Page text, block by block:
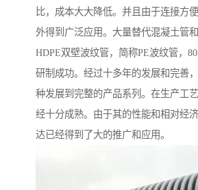
比，成本大大降低。并且由于连接方
外得到广泛应用。大量替代混凝土管和
HDPE双壁波纹管，简称PE波纹管，
研制成功。经过十多年的发展和完善
种发展到完整的产品系列。在生产工
经十分成熟。由于其的性能和相对经
达已经得到了大的推广和应用。